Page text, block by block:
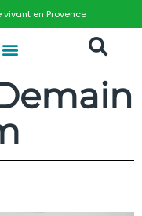
en Provence